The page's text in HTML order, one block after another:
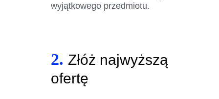
wyjątkowego przedmiotu.
2. Złóż najwyższą
ofertę